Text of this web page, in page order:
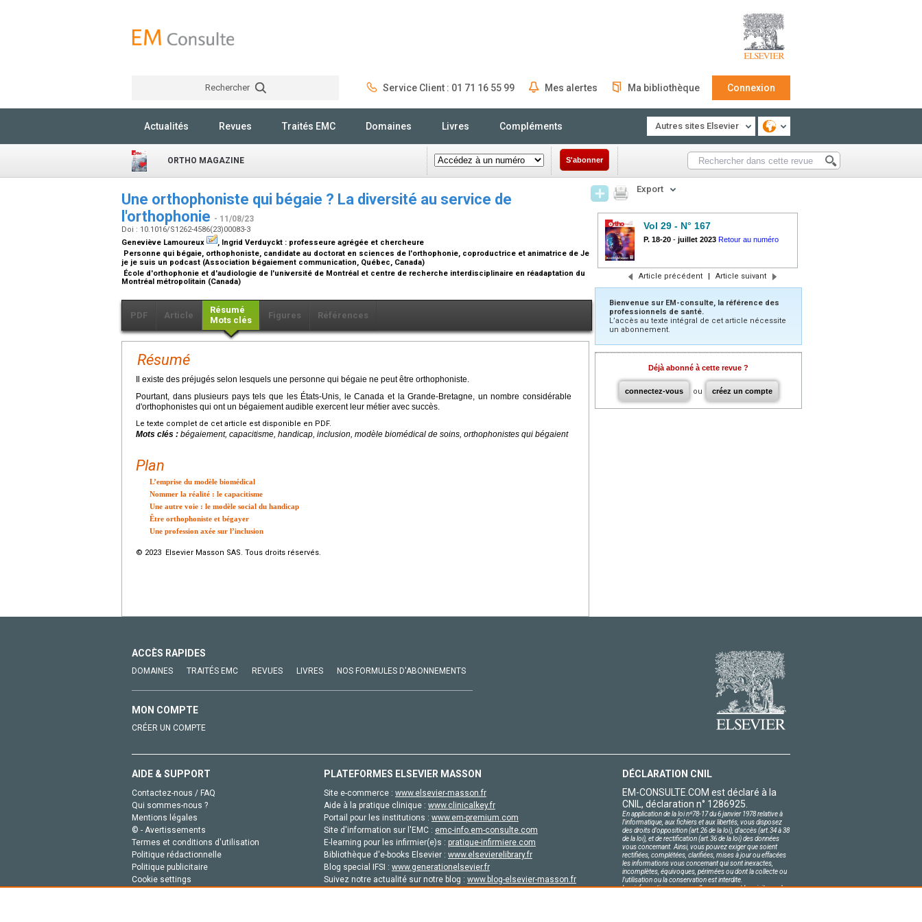
Rechercher Service Client : 01 71 16 55 99 Mes alertes Ma bibliothèque Connexion
Actualités Revues Traités EMC Domaines Livres Compléments Autres sites Elsevier
ORTHO MAGAZINE S'abonner
Une orthophoniste qui bégaie ? La diversité au service de
l'orthophonie - 11/08/23
Doi : 10.1016/S1262-4586(23)00083-3
Geneviève Lamoureux
, Ingrid Verduyckt : professeure agrégée et chercheure
Personne qui bégaie, orthophoniste, candidate au doctorat en sciences de l'orthophonie, coproductrice et animatrice de Je
je je suis un podcast (Association bégaiement communication, Québec, Canada)
École d'orthophonie et d'audiologie de l'université de Montréal et centre de recherche interdisciplinaire en réadaptation du
Montréal métropolitain (Canada)
PDF Article
Résumé
Mots clés
Figures Références
Résumé
Il existe des préjugés selon lesquels une personne qui bégaie ne peut être orthophoniste.
Pourtant, dans plusieurs pays tels que les États-Unis, le Canada et la Grande-Bretagne, un nombre considérable
d'orthophonistes qui ont un bégaiement audible exercent leur métier avec succès.
Le texte complet de cet article est disponible en PDF.
Mots clés : bégaiement, capacitisme, handicap, inclusion, modèle biomédical de soins, orthophonistes qui bégaient
Plan
L’emprise du modèle biomédical
Nommer la réalité : le capacitisme
Une autre voie : le modèle social du handicap
Être orthophoniste et bégayer
Une profession axée sur l’inclusion
© 2023 Elsevier Masson SAS. Tous droits réservés.
Export
Vol 29 - N° 167
P. 18-20 - juillet 2023 Retour au numéro
Article précédent | Article suivant
Bienvenue sur EM-consulte, la référence des
professionnels de santé.
L’accès au texte intégral de cet article nécessite
un abonnement.
Déjà abonné à cette revue ?
connectez-vous ou créez un compte
ACCÈS RAPIDES
DOMAINES TRAITÉS EMC REVUES LIVRES NOS FORMULES D'ABONNEMENTS
MON COMPTE
CRÉER UN COMPTE
AIDE & SUPPORT
Contactez-nous / FAQ
Qui sommes-nous ?
Mentions légales
© - Avertissements
Termes et conditions d'utilisation
Politique rédactionnelle
Politique publicitaire
Cookie settings
PLATEFORMES ELSEVIER MASSON
Site e-commerce : www.elsevier-masson.fr
Aide à la pratique clinique : www.clinicalkey.fr
Portail pour les institutions : www.em-premium.com
Site d'information sur l'EMC : emc-info.em-consulte.com
E-learning pour les infirmier(e)s : pratique-infirmiere.com
Bibliothèque d'e-books Elsevier : www.elsevierelibrary.fr
Blog special IFSI : www.generationelsevier.fr
Suivez notre actualité sur notre blog : www.blog-elsevier-masson.fr
DÉCLARATION CNIL
EM-CONSULTE.COM est déclaré à la
CNIL, déclaration n° 1286925.
En application de la loi nº78-17 du 6 janvier 1978 relative à
l'informatique, aux fichiers et aux libertés, vous disposez
des droits d'opposition (art.26 de la loi), d'accès (art.34 à 38
de la loi), et de rectification (art.36 de la loi) des données
vous concernant. Ainsi, vous pouvez exiger que soient
rectifiées, complétées, clarifiées, mises à jour ou effacées
les informations vous concernant qui sont inexactes,
incomplètes, équivoques, périmées ou dont la collecte ou
l'utilisation ou la conservation est interdite.
Les informations personnelles concernant les visiteurs de